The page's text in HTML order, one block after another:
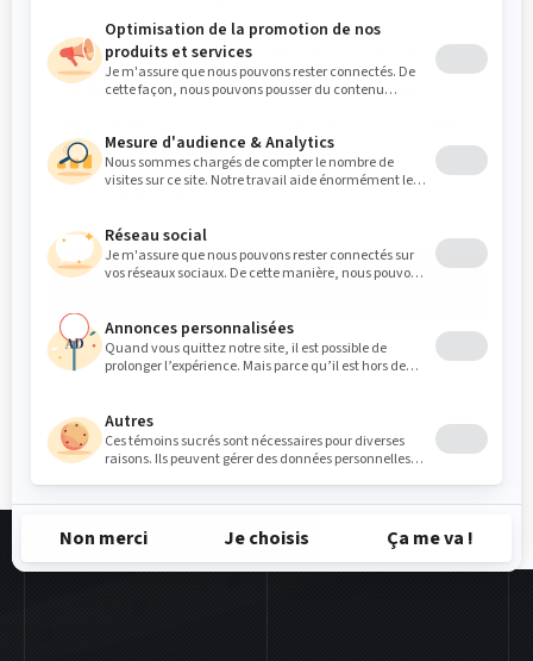
Vous avez un projet et des idées en
tête, ou simplement une question sur
il nous fera plaisir de répondre à
toutes vos questions.